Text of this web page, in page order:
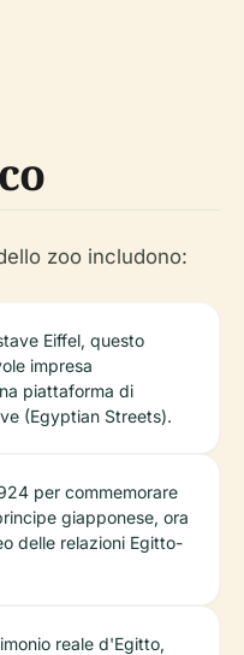
zoo includono:
Eiffel, questo
impresa
piattaforma di
(Egyptian Streets).
per commemorare
giapponese, ora
delle relazioni Egitto-
reale d'Egitto,